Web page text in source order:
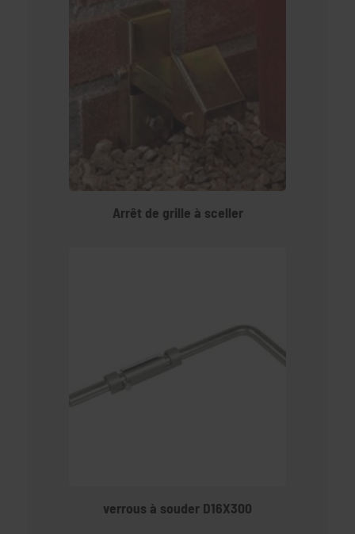
Arrêt de grille à sceller
verrous à souder D16X300